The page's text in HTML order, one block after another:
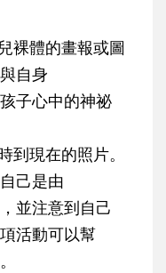
體的畫報或圖
自身
心中的神祕
現在的照片。
己是由
注意到自己
活動可以幫